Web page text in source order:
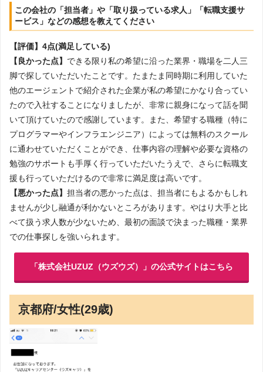
この会社の「担当者」や「取り扱っている求人」「転職支援サ
ービス」などの感想を教えてください
【評価】4点(満足している)
【良かった点】 できる限り私の希望に沿った業界・職場を二人三
脚で探していただいたことです。たまたま同時期に利用していた
他のエージェントで紹介された企業が私の希望にかなり合ってい
たので入社することになりましたが、非常に親身になって話を聞
いて頂けていたので感謝しています。また、希望する職種（特に
プログラマーやインフラエンジニア）によっては無料のスクール
に通わせていただくことができ、仕事内容の理解や必要な資格の
勉強のサポートも手厚く行っていただいたうえで、さらに転職支
援も行っていただけるので非常に満足度は高いです。
【悪かった点】 担当者の悪かった点は、担当者にもよるかもしれ
ませんが少し融通が利かないところがあります。やはり大手と比
べて扱う求人数が少ないため、最初の面談で決まった職種・業界
での仕事探しを強いられます。
「株式会社UZUZ（ウズウズ）」の公式サイトはこちら
京都府/女性(29歳)